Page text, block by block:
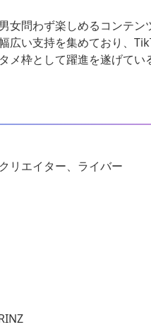
女問わず楽しめるコンテン
広い支持を集めており、
メ枠として躍進を遂げてい
リエイター、ライバー